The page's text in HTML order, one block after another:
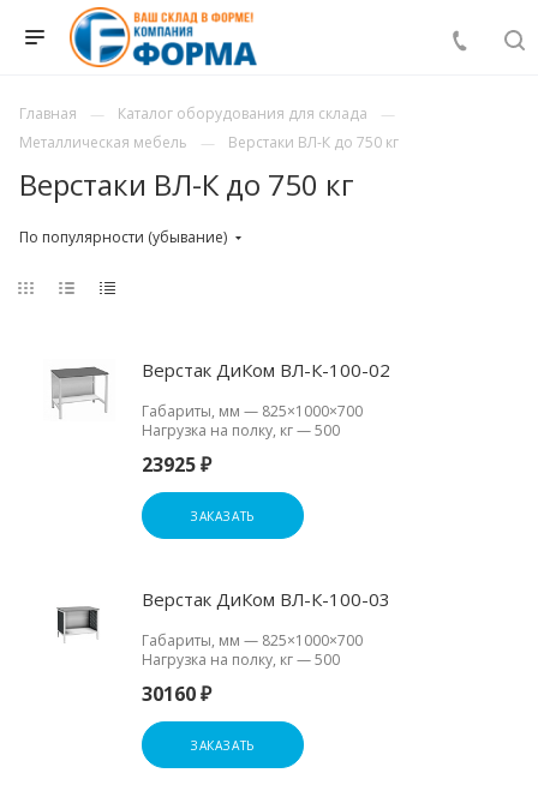
Главная
Каталог оборудования для склада
Металлическая мебель
Верстаки ВЛ-К до 750 кг
Верстаки ВЛ-К до 750 кг
По популярности (убывание)
Верстак ДиКом ВЛ-К-100-02
Габариты, мм — 825×1000×700
Нагрузка на полку, кг—500
23925 ₽
ЗАКАЗАТЬ
Верстак ДиКом ВЛ-К-100-03
Габариты, мм — 825×1000×700
Нагрузка на полку, кг—500
30160 ₽
ЗАКАЗАТЬ